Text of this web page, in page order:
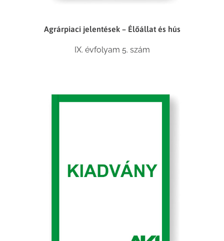
Agrárpiaci jelentések – Élőállat és hús
IX. évfolyam 5. szám